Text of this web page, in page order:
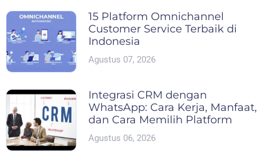
15 Platform Omnichannel
Customer Service Terbaik di
Indonesia
Agustus 07, 2026
Integrasi CRM dengan
WhatsApp: Cara Kerja, Manfaat,
dan Cara Memilih Platform
Agustus 06, 2026